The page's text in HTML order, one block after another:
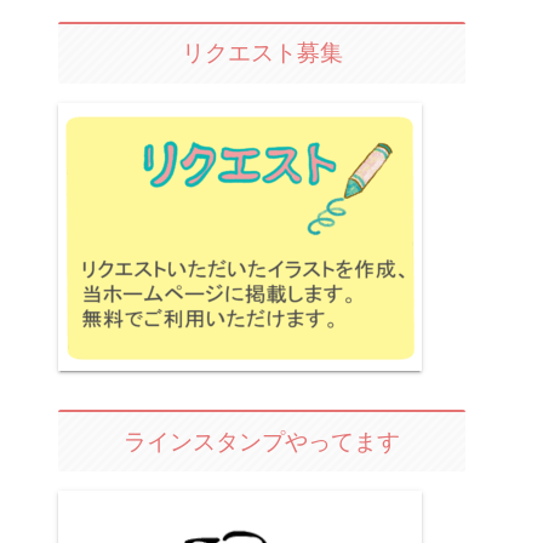
リクエスト募集
ラインスタンプやってます